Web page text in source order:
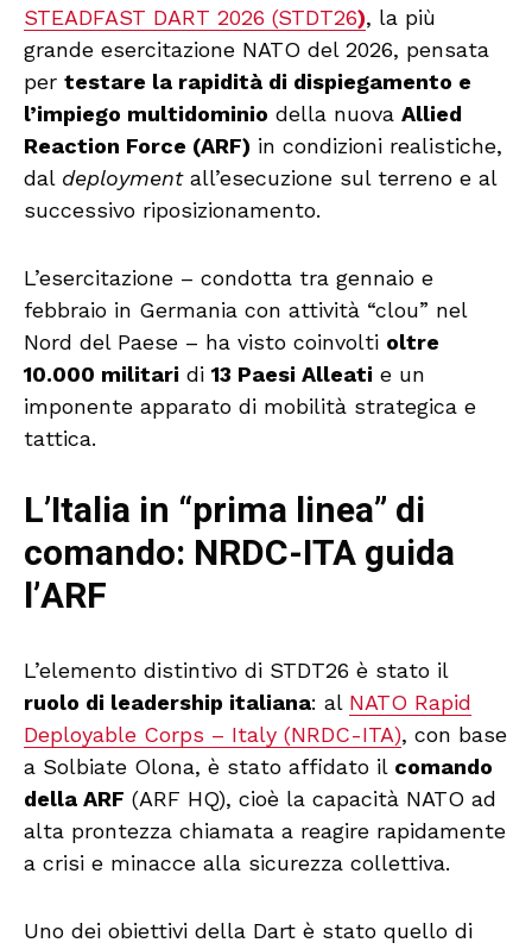
STEADFAST DART 2026 (STDT26), la più
grande esercitazione NATO del 2026, pensata
per testare la rapidità di dispiegamento e
l’impiego multidominio della nuova Allied
Reaction Force (ARF) in condizioni realistiche,
dal deploymentall’esecuzione sul terreno e al
successivo riposizionamento.
L’esercitazione – condotta tra gennaio e
febbraio in Germania con attività “clou” nel
Nord del Paese – ha visto coinvolti oltre
10.000 militari di 13 Paesi Alleati e un
imponente apparato di mobilità strategica e
tattica.
L’Italia in “prima linea” di
comando: NRDC-ITA guida
l’ARF
L’elemento distintivo di STDT26 è stato il
ruolo di leadership italiana: al NATO Rapid
Deployable Corps – Italy (NRDC-ITA), con base
a Solbiate Olona, è stato affidato il comando
della ARF (ARF HQ), cioè la capacità NATO ad
alta prontezza chiamata a reagire rapidamente
a crisi e minacce alla sicurezza collettiva.
Uno dei obiettivi della Dart è stato quello di